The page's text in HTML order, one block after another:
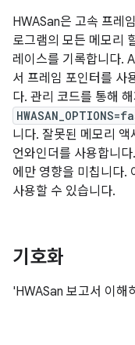
HWASan은 고속 프레
로그램의 모든 메모리
레이스를 기록합니다.
서 프레임 포인터를 사
다. 관리 코드를 통해
니다. 잘못된 메모리
언와인더를 사용합니
에만 영향을 미칩니다.
사용할 수 있습니다.
기호화
'HWASan 보고서 이해